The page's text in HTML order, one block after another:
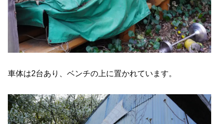
車体は2台あり、ベンチの上に置かれています。